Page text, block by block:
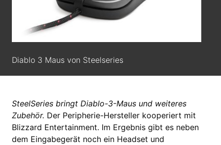
Diablo 3 Maus von Steelseries
SteelSeries bringt Diablo-3-Maus und weiteres
Zubehör. Der Peripherie-Hersteller kooperiert mit
Blizzard Entertainment. Im Ergebnis gibt es neben
dem Eingabegerät noch ein Headset und